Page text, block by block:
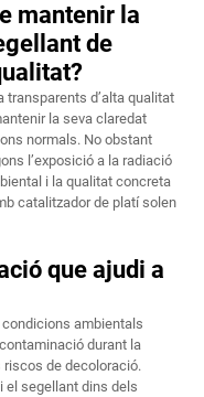
mantenir la
de
d’alta qualitat
la seva claredat
normals. No obstant
l’exposició a la radiació
i la qualitat concreta
catalitzador de platí solen
que ajudi a
ambientals
durant la
riscos de decoloració.
el segellant dins dels